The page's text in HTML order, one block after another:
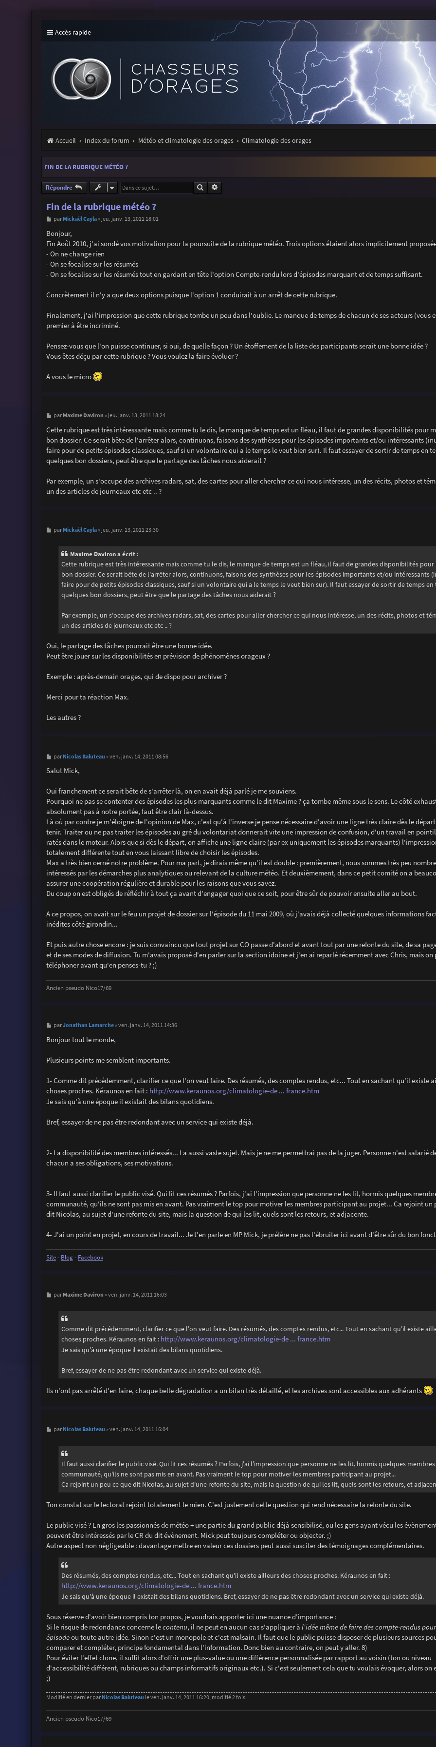
Accès rapide
Accueil Index du forum Météo et climatologie des orages Climatologie des orages
FIN DE LA RUBRIQUE MÉTÉO ?
Répondre Rechercher
Fin de la rubrique météo ?
M
s
s
a
g
e
par Mickaël Cayla» jeu. janv. 13, 2011 18:01
Bonjour,
Fin Août 2010, j'ai sondé vos motivation pour la poursuite de la rubrique météo. Trois options étaient alors implicitement
- On ne change rien
- On se focalise sur les résumés
- On se focalise sur les résumés tout en gardant en tête l'option Compte-rendu lors d'épisodes marquant et de temps suffisant.
Concrètement il n'y a que deux options puisque l'option 1 conduirait à un arrêt de cette rubrique.
Finalement, j'ai l'impression que cette rubrique tombe un peu dans l'oublie. Le manque de temps de chacun de ses acteurs (vous
premier à être incriminé.
Pensez-vous que l'on puisse continuer, si oui, de quelle façon ? Un étoffement de la liste des participants serait une bonne idée ?
Vous êtes déçu par cette rubrique ? Vous voulez la faire évoluer ?
A vous le micro
M
s
s
a
g
e
par Maxime Daviron » jeu. janv. 13, 2011 18:24
Cette rubrique est très intéressante mais comme tu le dis, le manque de temps est un fléau, il faut de grandes disponibilités pour
bon dossier. Ce serait bête de l'arrêter alors, continuons, faisons des synthèses pour les épisodes importants et/ou intéressants
faire pour de petits épisodes classiques, sauf si un volontaire qui a le temps le veut bien sur). Il faut essayer de sortir de temps en
quelques bon dossiers, peut être que le partage des tâches nous aiderait ?
Par exemple, un s'occupe des archives radars, sat, des cartes pour aller chercher ce qui nous intéresse, un des récits, photos et
un des articles de journeaux etc etc .. ?
M
par Mickaël Cayla» jeu. janv. 13, 2011 23:30
Maxime Daviron a écrit :
Cette rubrique est très intéressante mais comme tu le dis, le manque de temps est un fléau, il faut de grandes disponibilités
bon dossier. Ce serait bête de l'arrêter alors, continuons, faisons des synthèses pour les épisodes importants et/ou intéressants
faire pour de petits épisodes classiques, sauf si un volontaire qui a le temps le veut bien sur). Il faut essayer de sortir de temps en
quelques bon dossiers, peut être que le partage des tâches nous aiderait ?
Par exemple, un s'occupe des archives radars, sat, des cartes pour aller chercher ce qui nous intéresse, un des récits, photos et
un des articles de journeaux etc etc .. ?
Oui, le partage des tâches pourrait être une bonne idée.
Peut être jouer sur les disponibilités en prévision de phénomènes orageux ?
Exemple : après-demain orages, qui de dispo pour archiver ?
Merci pour ta réaction Max.
Les autres ?
M
s
s
e
par Nicolas Baluteau »ven. janv. 14, 2011 08:56
Salut Mick,
Oui franchement ce serait bête de s'arrêter là, on en avait déjà parlé je me souviens.
Pourquoi ne pas se contenter des épisodes les plus marquants comme le dit Maxime ? ça tombe même sous le sens. Le côté
absolument pas à notre portée, faut être clair là-dessus.
Là où par contre je m'éloigne de l'opinion de Max, c'est qu'à l'inverse je pense nécessaire d'avoir une ligne très claire dès le
tenir. Traiter ou ne pas traiter les épisodes au gré du volontariat donnerait vite une impression de confusion, d'un travail en
ratés dans le moteur. Alors que si dès le départ, on affiche une ligne claire (par ex uniquement les épisodes marquants)
totalement différente tout en vous laissant libre de choisir les épisodes.
Max a très bien cerné notre problème. Pour ma part, je dirais même qu'il est double : premièrement, nous sommes très peu
intéressés par les démarches plus analytiques ou relevant de la culture météo. Et deuxièmement, dans ce petit comité on a
assurer une coopération régulière et durable pour les raisons que vous savez.
Du coup on est obligés de réfléchir à tout ça avant d'engager quoi que ce soit, pour être sûr de pouvoir ensuite aller au bout.
A ce propos, on avait sur le feu un projet de dossier sur l'épisode du 11 mai 2009, où j'avais déjà collecté quelques informations
inédites côté girondin...
Et puis autre chose encore : je suis convaincu que tout projet sur CO passe d'abord et avant tout par une refonte du site, de sa
et de ses modes de diffusion. Tu m'avais proposé d'en parler sur la section idoine et j'en ai reparlé récemment avec Chris, mais on
téléphoner avant qu'en penses-tu ? ;)
Ancien pseudo Nico17/69
M
s
s
e
parJonathan Lamarche»ven. janv. 14, 2011 14:36
Bonjour tout le monde,
Plusieurs points me semblent importants.
1- Comme dit précédemment, clarifier ce que l'on veut faire. Des résumés, des comptes rendus, etc... Tout en sachant qu'il existe
choses proches. Kéraunos en fait : http://www.keraunos.org/climatologie-de ... france.htm
Je sais qu'à une époque il existait des bilans quotidiens.
Bref, essayer de ne pas être redondant avec un service qui existe déjà.
2- La disponibilité des membres intéressés... La aussi vaste sujet. Mais je ne me permettrai pas de la juger. Personne n'est salarié
chacun a ses obligations, ses motivations.
3- Il faut aussi clarifier le public visé. Qui lit ces résumés ? Parfois, j'ai l'impression que personne ne les lit, hormis quelques
communauté, qu'ils ne sont pas mis en avant. Pas vraiment le top pour motiver les membres participant au projet... Ca rejoint un
dit Nicolas, au sujet d'une refonte du site, mais la question de qui les lit, quels sont les retours, et adjacente.
4- J'ai un point en projet, en cours de travail... Je t'en parle en MP Mick, je préfère ne pas l'ébruiter ici avant d'être sûr du bon
Site- Blog- Facebook
M
par Maxime Daviron »ven. janv. 14, 2011 16:03
Comme dit précédemment, clarifier ce que l'on veut faire. Des résumés, des comptes rendus, etc... Tout en sachant qu'il existe
choses proches. Kéraunos en fait : http://www.keraunos.org/climatologie-de ... france.htm
Je sais qu'à une époque il existait des bilans quotidiens.
Bref, essayer de ne pas être redondant avec un service qui existe déjà.
Ils n'ont pas arrêté d'en faire, chaque belle dégradation a un bilan très détaillé, et les archives sont accessibles aux adhérants
M
par Nicolas Baluteau »ven. janv. 14, 2011 16:04
Il faut aussi clarifier le public visé. Qui lit ces résumés ? Parfois, j'ai l'impression que personne ne les lit, hormis quelques
communauté, qu'ils ne sont pas mis en avant. Pas vraiment le top pour motiver les membres participant au projet...
Ca rejoint un peu ce que dit Nicolas, au sujet d'une refonte du site, mais la question de qui les lit, quels sont les retours, et
Ton constat sur le lectorat rejoint totalement le mien. C'est justement cette question qui rend nécessaire la refonte du site.
Le public visé ? En gros les passionnés de météo + une partie du grand public déjà sensibilisé, ou les gens ayant vécu les
peuvent être intéressés par le CR du dit évènement. Mick peut toujours compléter ou objecter. ;)
Autre aspect non négligeable : davantage mettre en valeur ces dossiers peut aussi susciter des témoignages complémentaires.
Des résumés, des comptes rendus, etc... Tout en sachant qu'il existe ailleurs des choses proches. Kéraunos en fait :
http://www.keraunos.org/climatologie-de ... france.htm
Je sais qu'à une époque il existait des bilans quotidiens. Bref, essayer de ne pas être redondant avec un service qui existe déjà.
Sous réserve d'avoir bien compris ton propos, je voudrais apporter ici une nuance d'importance :
Si le risque de redondance concerne lecontenu, il ne peut en aucun cas s'appliquer à l'idée même de faire des compte-rendus
épisodeou toute autre idée. Sinon c'est un monopole et c'est malsain. Il faut que le public puisse disposer de plusieurs sources
comparer et compléter, principe fondamental dans l'information. Donc bien au contraire, on peut y aller. 8)
Pour éviter l'effet clone, il suffit alors d'offrir une plus-value ou une différence personnalisée par rapport au voisin (ton ou niveau
d'accessibilité différent, rubriques ou champs informatifs originaux etc.). Si c'est seulement cela que tu voulais évoquer, alors on
;)
Modifié en dernier par Nicolas Baluteau le ven. janv. 14, 2011 16:20, modifié 2 fois.
Ancien pseudo Nico17/69